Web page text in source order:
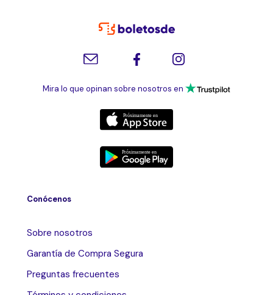
Mira lo que opinan sobre nosotros en
Conócenos
Sobre nosotros
Garantía de Compra Segura
Preguntas frecuentes